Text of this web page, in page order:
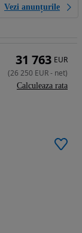
Vezi anunțurile
31 763 EUR
(26 250 EUR- net)
Calculeaza rata